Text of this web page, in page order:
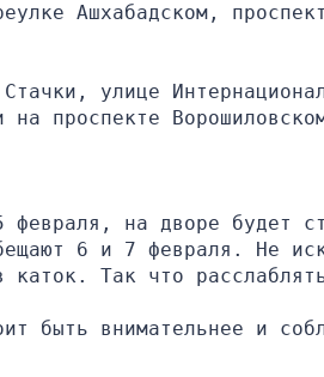
Ашхабадском,
улице
на проспекте
на дворе будет
6 и 7 февраля. Не
каток. Так что
быть внимательнее и